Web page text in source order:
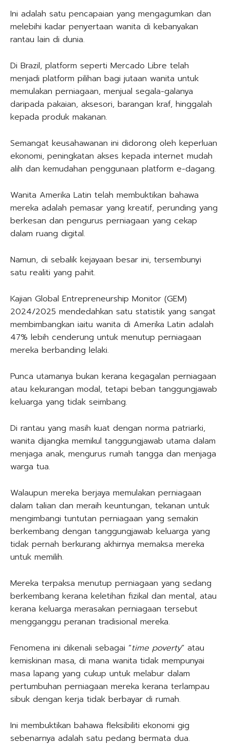
Ini adalah satu pencapaian yang mengagumkan dan
melebihi kadar penyertaan wanita di kebanyakan
rantau lain di dunia.
Di Brazil, platform seperti Mercado Libre telah
menjadi platform pilihan bagi jutaan wanita untuk
memulakan perniagaan, menjual segala-galanya
daripada pakaian, aksesori, barangan kraf, hinggalah
kepada produk makanan.
Semangat keusahawanan ini didorong oleh keperluan
ekonomi, peningkatan akses kepada internet mudah
alih dan kemudahan penggunaan platform e-dagang.
Wanita Amerika Latin telah membuktikan bahawa
mereka adalah pemasar yang kreatif, perunding yang
berkesan dan pengurus perniagaan yang cekap
dalam ruang digital.
Namun, di sebalik kejayaan besar ini, tersembunyi
satu realiti yang pahit.
Kajian Global Entrepreneurship Monitor (GEM)
2024/2025 mendedahkan satu statistik yang sangat
membimbangkan iaitu wanita di Amerika Latin adalah
47% lebih cenderung untuk menutup perniagaan
mereka berbanding lelaki.
Punca utamanya bukan kerana kegagalan perniagaan
atau kekurangan modal, tetapi beban tanggungjawab
keluarga yang tidak seimbang.
Di rantau yang masih kuat dengan norma patriarki,
wanita dijangka memikul tanggungjawab utama dalam
menjaga anak, mengurus rumah tangga dan menjaga
warga tua.
Walaupun mereka berjaya memulakan perniagaan
dalam talian dan meraih keuntungan, tekanan untuk
mengimbangi tuntutan perniagaan yang semakin
berkembang dengan tanggungjawab keluarga yang
tidak pernah berkurang akhirnya memaksa mereka
untuk memilih.
Mereka terpaksa menutup perniagaan yang sedang
berkembang kerana keletihan fizikal dan mental, atau
kerana keluarga merasakan perniagaan tersebut
mengganggu peranan tradisional mereka.
Fenomena ini dikenali sebagai “time poverty” atau
kemiskinan masa, di mana wanita tidak mempunyai
masa lapang yang cukup untuk melabur dalam
pertumbuhan perniagaan mereka kerana terlampau
sibuk dengan kerja tidak berbayar di rumah.
Ini membuktikan bahawa fleksibiliti ekonomi gig
sebenarnya adalah satu pedang bermata dua.